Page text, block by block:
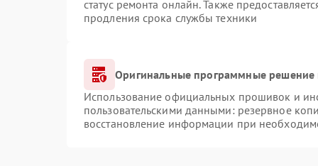
статус ремонта онлайн. Также
продления срока службы техники
Оригинальные программные решение
Использование официальных прошивок и
пользовательскими данными: резервное
восстановление информации при